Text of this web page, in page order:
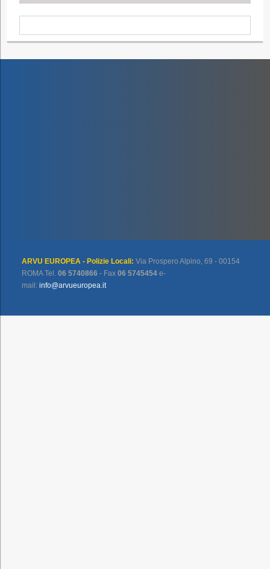
ARVU EUROPEA - Polizie Locali: Via Prospero Alpino, 69 - 00154
ROMA Tel.06 5740866 - Fax06 5745454 e-
mail:info@arvueuropea.it